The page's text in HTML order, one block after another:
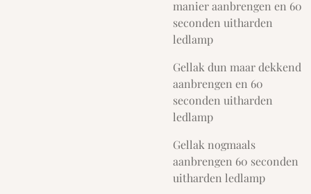
manier aanbrengen en 60
seconden uitharden
ledlamp
Gellak dun maar dekkend
aanbrengen en 60
seconden uitharden
ledlamp
Gellak nogmaals
aanbrengen 60 seconden
uitharden ledlamp